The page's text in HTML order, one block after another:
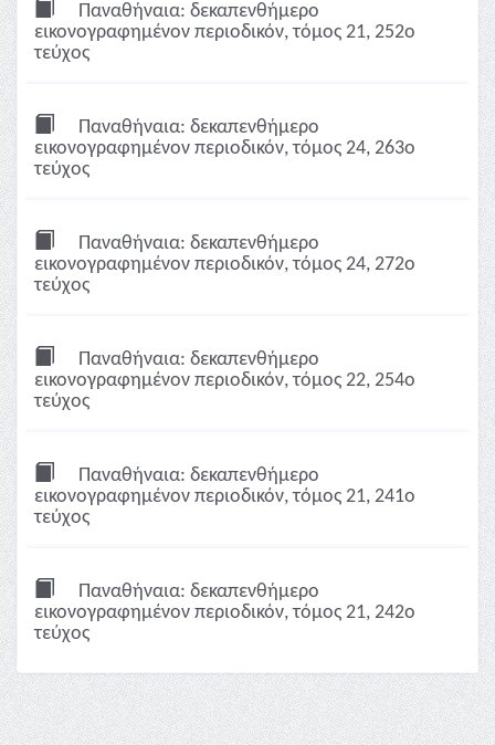
Παναθήναια: δεκαπενθήμερο
εικονογραφημένον περιοδικόν, τόμος 21, 252ο
τεύχος
Παναθήναια: δεκαπενθήμερο
εικονογραφημένον περιοδικόν, τόμος 24, 263ο
τεύχος
Παναθήναια: δεκαπενθήμερο
εικονογραφημένον περιοδικόν, τόμος 24, 272ο
τεύχος
Παναθήναια: δεκαπενθήμερο
εικονογραφημένον περιοδικόν, τόμος 22, 254ο
τεύχος
Παναθήναια: δεκαπενθήμερο
εικονογραφημένον περιοδικόν, τόμος 21, 241ο
τεύχος
Παναθήναια: δεκαπενθήμερο
εικονογραφημένον περιοδικόν, τόμος 21, 242ο
τεύχος